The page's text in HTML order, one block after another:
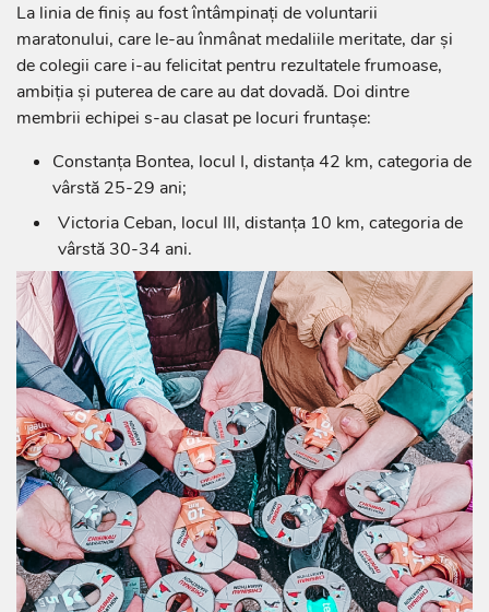
La linia de finiș au fost întâmpinați de voluntarii
maratonului, care le-au înmânat medaliile meritate, dar și
de colegii care i-au felicitat pentru rezultatele frumoase,
ambiția și puterea de care au dat dovadă. Doi dintre
membrii echipei s-au clasat pe locuri fruntașe:
Constanța Bontea, locul I, distanța 42 km, categoria de
vârstă 25-29 ani;
Victoria Ceban, locul III, distanța 10 km, categoria de
vârstă 30-34 ani.